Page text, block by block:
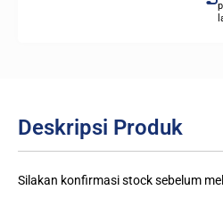
Deskripsi Produk
Silakan konfirmasi stock sebelum